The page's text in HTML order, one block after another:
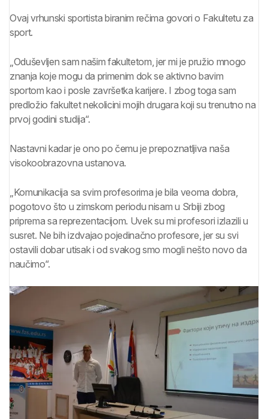
Ovaj vrhunski sportista biranim rečima govori o Fakultetu za
sport.
„Oduševljen sam našim fakultetom, jer mi je pružio mnogo
znanja koje mogu da primenim dok se aktivno bavim
sportom kao i posle završetka karijere. I zbog toga sam
predložio fakultet nekolicini mojih drugara koji su trenutno na
prvoj godini studija“.
Nastavni kadar je ono po čemu je prepoznatljiva naša
visokoobrazovna ustanova.
„Komunikacija sa svim profesorima je bila veoma dobra,
pogotovo što u zimskom periodu nisam u Srbiji zbog
priprema sa reprezentacijom. Uvek su mi profesori izlazili u
susret. Ne bih izdvajao pojedinačno profesore, jer su svi
ostavili dobar utisak i od svakog smo mogli nešto novo da
naučimo“.